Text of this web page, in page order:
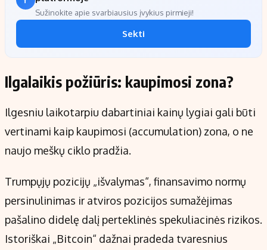
Sužinokite apie svarbiausius įvykius pirmieji!
Sekti
Ilgalaikis požiūris: kaupimosi zona?
Ilgesniu laikotarpiu dabartiniai kainų lygiai gali būti
vertinami kaip kaupimosi (accumulation) zona, o ne
naujo meškų ciklo pradžia.
Trumpųjų pozicijų „išvalymas“, finansavimo normų
persinulinimas ir atviros pozicijos sumažėjimas
pašalino didelę dalį perteklinės spekuliacinės rizikos.
Istoriškai „Bitcoin“ dažnai pradeda tvaresnius